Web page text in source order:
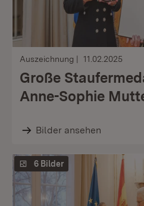
Auszeichnung 11.02.2025
Große
Anne-Sophie
Bilder ansehen
6 Bilder